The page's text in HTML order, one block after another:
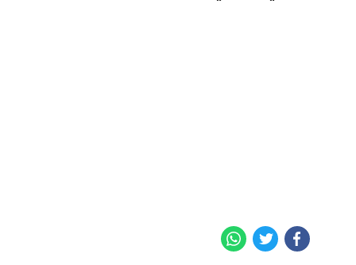
Facebook
Twitter